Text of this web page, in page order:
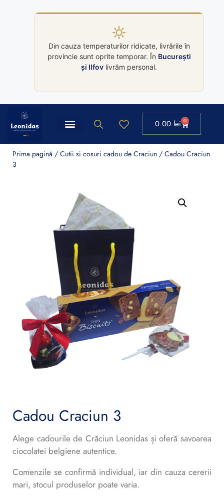
Din cauza temperaturilor ridicate, livrările în
provincie sunt oprite temporar. În București
și Ilfov livrăm personal.
0.00 lei 0
Prima pagină / Cutii si cosuri cadou de Craciun / Cadou Craciun
3
Cadou Craciun 3
Alege cadourile de Crăciun Leonidas și oferă savoarea
ciocolatei belgiene autentice.
Comenzile se confirmă individual, iar din cauza cererii
mari, stocul produselor poate varia.